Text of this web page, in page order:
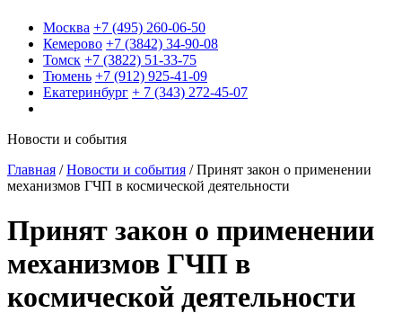
Москва +7 (495) 260-06-50
Кемерово +7 (3842) 34-90-08
Томск +7 (3822) 51-33-75
Тюмень +7 (912) 925-41-09
Екатеринбург + 7 (343) 272-45-07
Новости и события
Главная /Новости и события /Принят закон о применении
механизмов ГЧП в космической деятельности
Принят закон о применении
механизмов ГЧП в
космической деятельности